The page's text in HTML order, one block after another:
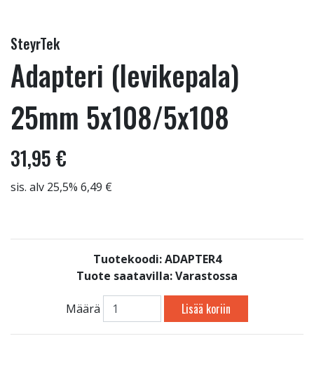
SteyrTek
Adapteri (levikepala)
25mm 5x108/5x108
31,95 €
sis. alv 25,5% 6,49 €
Tuotekoodi: ADAPTER4
Tuote saatavilla:Varastossa
Määrä Lisää koriin